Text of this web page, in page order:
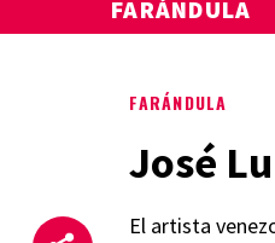
FARÁNDULA
José
El artista
FARÁNDULA